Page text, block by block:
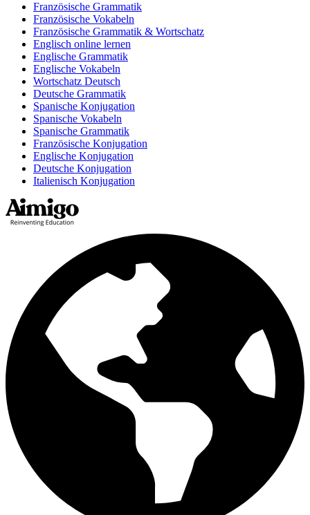
Französische Grammatik
Französische Vokabeln
Französische Grammatik & Wortschatz
Englisch online lernen
Englische Grammatik
Englische Vokabeln
Wortschatz Deutsch
Deutsche Grammatik
Spanische Konjugation
Spanische Vokabeln
Spanische Grammatik
Französische Konjugation
Englische Konjugation
Deutsche Konjugation
Italienisch Konjugation